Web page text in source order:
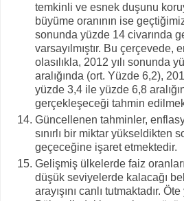
temkinli ve esnek duşunu
büyüme oranının ise
sonunda yüzde 14 civarında
varsayılmıştır. Bu çerçevede,
olasılıkla, 2012 yılı sonunda
aralığında (ort. Yüzde 6,2),
yüzde 3,4 ile yüzde 6,8
gerçekleşeceği tahmin
Güncellenen tahminler,
sınırlı bir miktar yükseldikten
geçeceğine işaret etmektedir.
Gelişmiş ülkelerde faiz
düşük seviyelerde kalacağı
arayışını canlı tutmaktadır.